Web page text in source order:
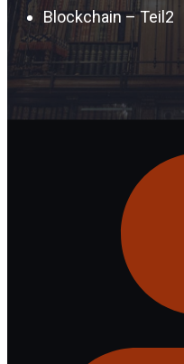
Blockchain – Teil2